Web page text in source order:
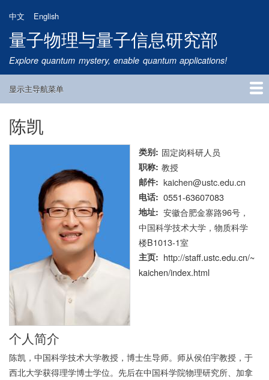
到
主
要
内
中文 English
量子物理与量子信息研究部
Explore quantum mystery, enable quantum applications!
Main
显示主导航菜单
首页
研究方向
量子卫星
团队成员
新闻动态
研究进展
学术报告
论文发表
公告通知
招生信息
相关链接
陈凯
类别 固定岗科研人员
职称 教授
邮件 kaichen@ustc.edu.cn
电话 0551-63607083
地址
安徽合肥金寨路96号，
中国科学技术大学，物质科学
楼B1013-1室
主页
http://staff.ustc.edu.cn/~
kaichen/index.html
个人简介
陈凯，中国科学技术大学教授，博士生导师。师从侯伯宇教授，于
西北大学获得理学博士学位。先后在中国科学院物理研究所、加拿